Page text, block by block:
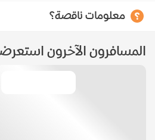
معلومات ناقصة؟
المسافرون الآخرون